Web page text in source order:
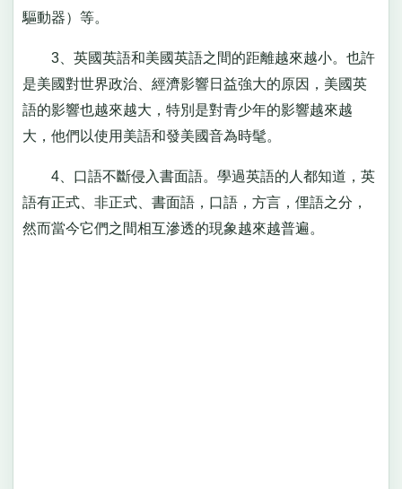
驅動器）等。
3、英國英語和美國英語之間的距離越來越小。也許
是美國對世界政治、經濟影響日益強大的原因，美國英
語的影響也越來越大，特別是對青少年的影響越來越
大，他們以使用美語和發美國音為時髦。
4、口語不斷侵入書面語。學過英語的人都知道，英
語有正式、非正式、書面語，口語，方言，俚語之分，
然而當今它們之間相互滲透的現象越來越普遍。